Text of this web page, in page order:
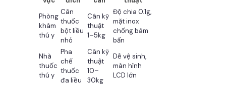
Phòng
khám
thú y
Cân
thuốc
bột liều
nhỏ
Cân kỹ
thuật
1–5kg
Độ chia 0.1g,
mặt inox
chống bám
bẩn
Nhà
thuốc
thú y
Pha
chế
thuốc
đa liều
Cân kỹ
thuật
10–
30kg
Dễ vệ sinh,
màn hình
LCD lớn